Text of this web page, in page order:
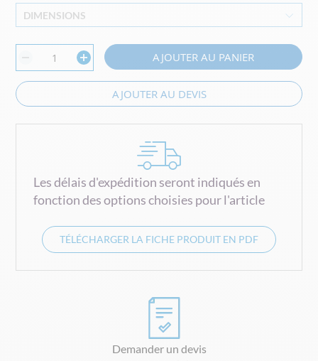
DIMENSIONS
AJOUTER AU PANIER
AJOUTER AU DEVIS
Les délais d'expédition seront indiqués en
fonction des options choisies pour l'article
TÉLÉCHARGER LA FICHE PRODUIT EN PDF
Demander un devis